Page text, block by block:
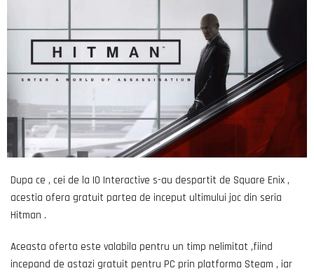
Dupa ce , cei de la IO Interactive s-au despartit de Square Enix ,
acestia ofera gratuit partea de inceput ultimului joc din seria
Hitman .
Aceasta oferta este valabila pentru un timp nelimitat ,fiind
incepand de astazi gratuit pentru PC prin platforma Steam , iar